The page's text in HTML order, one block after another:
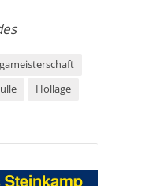
Hollage